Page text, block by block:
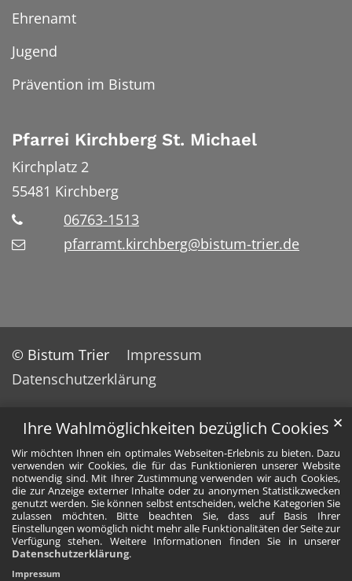
Ihre Wahlmöglichkeiten bezüglich Cookies
Wir möchten Ihnen ein optimales Webseiten-Erlebnis zu bieten. Dazu
verwenden wir Cookies, die für das Funktionieren unserer Website
notwendig sind. Mit Ihrer Zustimmung verwenden wir auch Cookies,
die zur Anzeige externer Inhalte oder zu anonymen Statistikzwecken
genutzt werden. Sie können selbst entscheiden, welche Kategorien Sie
zulassen möchten. Bitte beachten Sie, dass auf Basis Ihrer
Einstellungen womöglich nicht mehr alle Funktionalitäten der Seite zur
Verfügung stehen. Weitere Informationen finden Sie in unserer
Datenschutzerklärung.
✕
Impressum
Ehrenamt
Jugend
Prävention im Bistum
Pfarrei Kirchberg St. Michael
Kirchplatz 2
55481 Kirchberg
06763-1513
pfarramt.kirchberg@bistum-trier.de
© Bistum Trier
Impressum
Datenschutzerklärung